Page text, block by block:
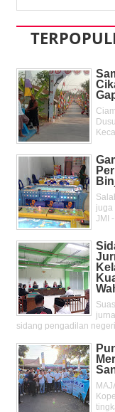
juga
JMI
sidang pengadilan negeri